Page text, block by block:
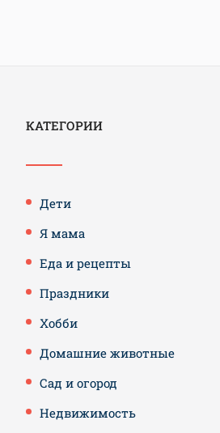
КАТЕГОРИИ
Дети
Я мама
Еда и рецепты
Праздники
Хобби
Домашние животные
Сад и огород
Недвижимость